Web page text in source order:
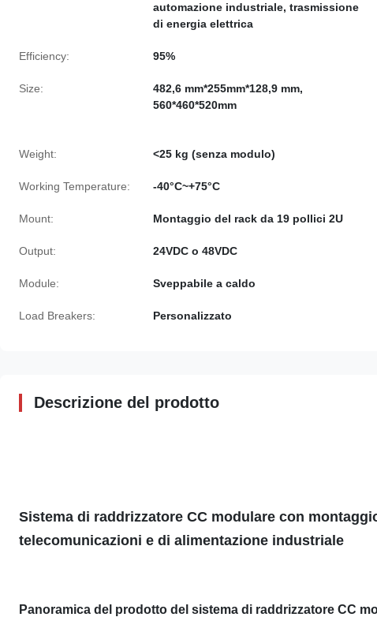
automazione industriale, trasmissione
di energia elettrica
Efficiency: 95%
Size:
482,6 mm*255mm*128,9 mm,
560*460*520mm
Weight: <25 kg (senza modulo)
Working Temperature: -40°C~+75°C
Mount: Montaggio del rack da 19 pollici 2U
Output: 24VDC o 48VDC
Module: Sveppabile a caldo
Load Breakers: Personalizzato
Descrizione del prodotto
Sistema di raddrizzatore CC modulare con
telecomunicazioni e di alimentazione industriale
Panoramica del prodotto del sistema di raddrizzatore CC